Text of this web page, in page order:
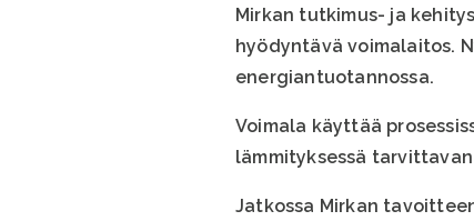
Mirkan tutkimus- ja
hyödyntävä voimalaitos.
energiantuotannossa.
Voimala käyttää
lämmityksessä
Jatkossa Mirkan